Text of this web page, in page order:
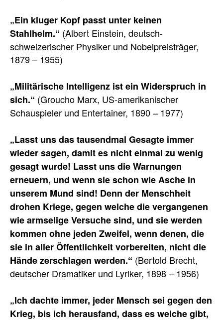
„Ein kluger Kopf passt unter keinen
Stahlhelm.“ (Albert Einstein, deutsch-
schweizerischer Physiker und Nobelpreisträger,
1879 – 1955)
„Militärische Intelligenz ist ein Widerspruch in
sich.“ (Groucho Marx, US-amerikanischer
Schauspieler und Entertainer, 1890 – 1977)
„Lasst uns das tausendmal Gesagte immer
wieder sagen, damit es nicht einmal zu wenig
gesagt wurde! Lasst uns die Warnungen
erneuern, und wenn sie schon wie Asche in
unserem Mund sind! Denn der Menschheit
drohen Kriege, gegen welche die vergangenen
wie armselige Versuche sind, und sie werden
kommen ohne jeden Zweifel, wenn denen, die
sie in aller Öffentlichkeit vorbereiten, nicht die
Hände zerschlagen werden.“ (Bertold Brecht,
deutscher Dramatiker und Lyriker, 1898 – 1956)
„Ich dachte immer, jeder Mensch sei gegen den
Krieg, bis ich herausfand, dass es welche gibt,